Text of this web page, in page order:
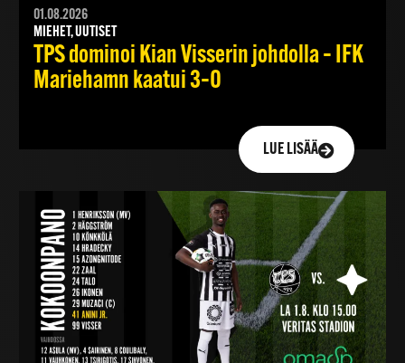
01.08.2026
MIEHET, UUTISET
TPS dominoi Kian Visserin johdolla – IFK
Mariehamn kaatui 3–0
LUE LISÄÄ